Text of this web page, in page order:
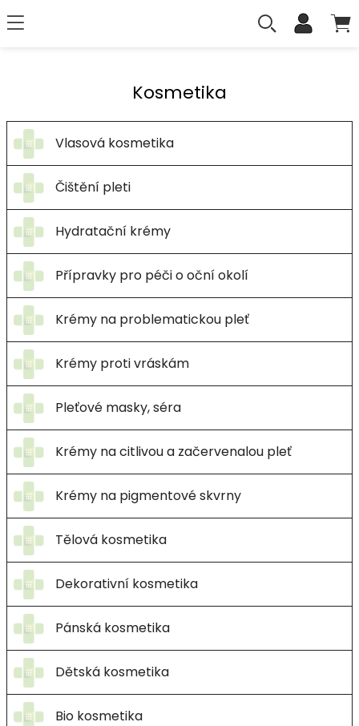
Kosmetika
Vlasová kosmetika
Čištění pleti
Hydratační krémy
Přípravky pro péči o oční okolí
Krémy na problematickou pleť
Krémy proti vráskám
Pleťové masky, séra
Krémy na citlivou a začervenalou pleť
Krémy na pigmentové skvrny
Tělová kosmetika
Dekorativní kosmetika
Pánská kosmetika
Dětská kosmetika
Bio kosmetika